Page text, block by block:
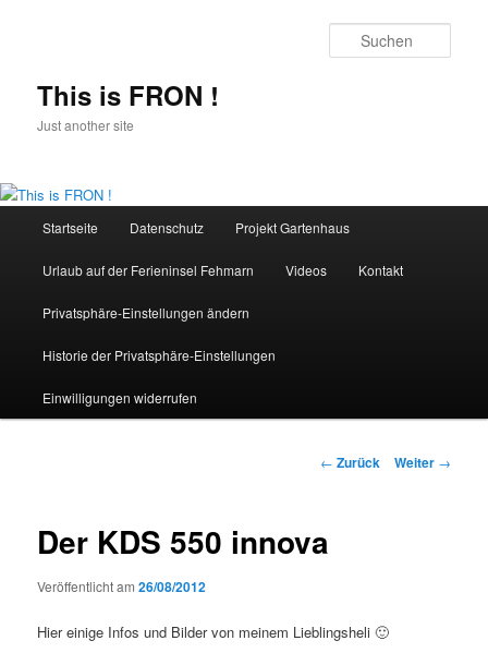
This is FRON !
Just another site
Startseite Datenschutz Projekt Gartenhaus
Urlaub auf der Ferieninsel Fehmarn Videos Kontakt
Privatsphäre-Einstellungen ändern
Historie der Privatsphäre-Einstellungen
Einwilligungen widerrufen
Beitrags-
← Zurück Weiter →
Der KDS 550 innova
Veröffentlicht am26/08/2012
Hier einige Infos und Bilder von meinem Lieblingsheli 🙂